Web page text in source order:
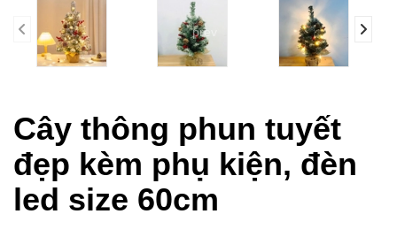
prev
Cây thông phun tuyết
đẹp kèm phụ kiện, đèn
led size 60cm